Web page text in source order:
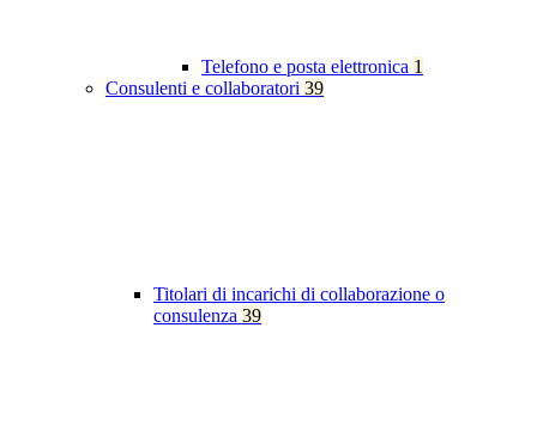
Telefono e posta elettronica 1
Consulenti e collaboratori 39
Titolari di incarichi di collaborazione o
consulenza 39